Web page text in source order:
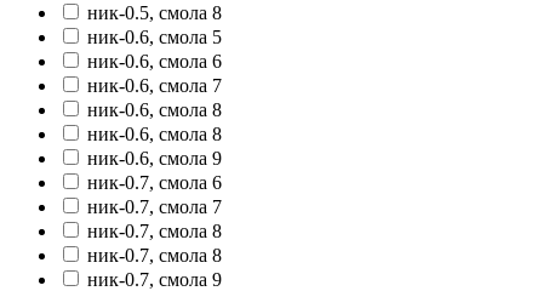
ник-0.5, смола 8
ник-0.6, смола 5
ник-0.6, смола 6
ник-0.6, смола 7
ник-0.6, смола 8
ник-0.6, смола 8
ник-0.6, смола 9
ник-0.7, смола 6
ник-0.7, смола 7
ник-0.7, смола 8
ник-0.7, смола 8
ник-0.7, смола 9